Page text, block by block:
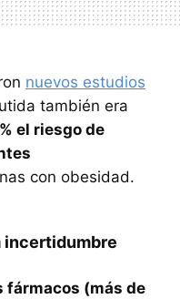
nuevos estudios
también era
el riesgo de
con obesidad.
incertidumbre
(más de